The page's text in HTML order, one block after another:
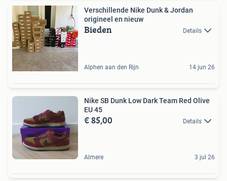
Verschillende Nike Dunk & Jordan
origineel en nieuw
Bieden Details
Alphen aan den Rijn 14 jun 26
Nike SB Dunk Low Dark Team Red Olive
EU 45
€ 85,00 Details
Almere 3 jul 26